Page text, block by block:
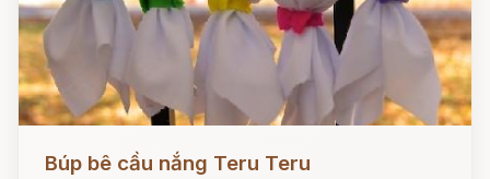
Búp bê cầu nắng Teru Teru